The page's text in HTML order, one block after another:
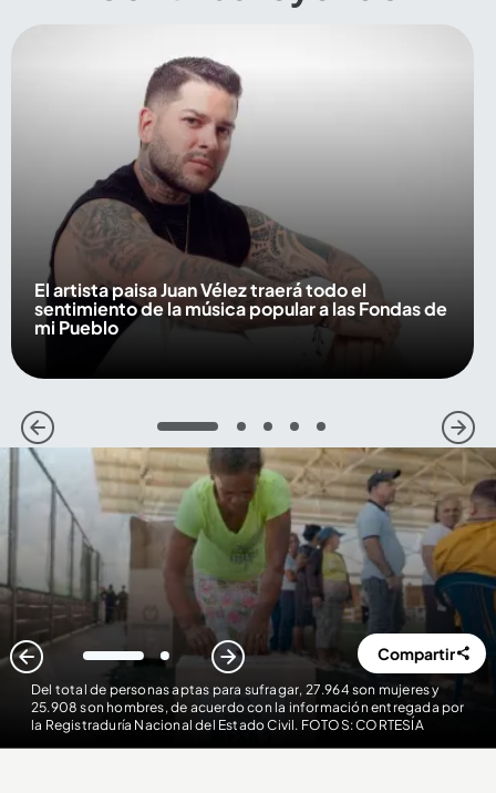
El artista paisa Juan Vélez traerá todo el
sentimiento de la música popular a las Fondas de
mi Pueblo
1 2 3 4 5
Del total de personas aptas para sufragar, 27.964 son mujeres y
25.908 son hombres, de acuerdo con la información entregada por
la Registraduría Nacional del Estado Civil. FOTOS: CORTESÍA
1 2 Compartir